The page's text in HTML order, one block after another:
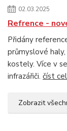
02.03.2025
Refrence -
Přidány
průmyslové
kostely. Více v
infrazářiči. číst
Zobrazit